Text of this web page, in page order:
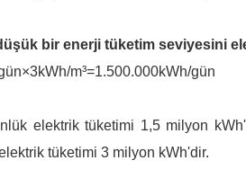
bir enerji tüketim seviyesini
m³=1.500.000kWh/gün
elektrik tüketimi 1,5 milyon
tüketimi 3 milyon kWh'dir.